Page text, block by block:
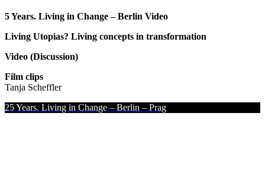
5 Years. Living in Change – Berlin Video
Living Utopias? Living concepts in transformation
Video (Discussion)
Film clips
Tanja Scheffler
25 Years. Living in Change – Berlin – Prag